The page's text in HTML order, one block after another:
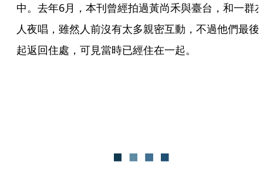
中。去年6月，本刊曾經拍過黃尚禾與臺台，和一群
人夜唱，雖然人前沒有太多親密互動，不過他們最後
起返回住處，可見當時已經住在一起。